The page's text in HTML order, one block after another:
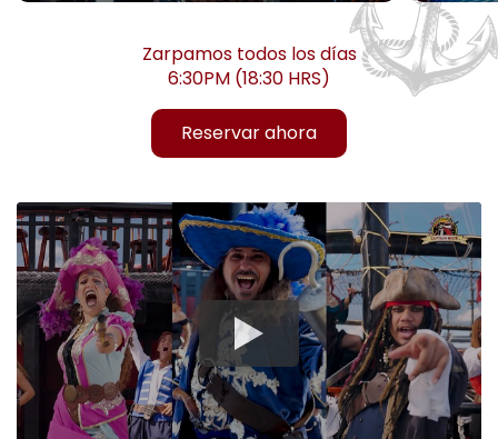
Zarpamos todos los días
6:30PM (18:30 HRS)
Reservar ahora